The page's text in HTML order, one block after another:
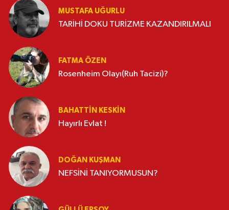
MUSTAFA UĞURLU
TARİHİ DOKU TURİZME KAZANDIRILMALI
FATMA ÖZEN
Rosenheim Olayı(Ruh Tacizi)?
BAHATTIN KESKİN
Hayırlı Evlat !
DOĞAN KUŞMAN
NEFSİNİ TANIYORMUSUN?